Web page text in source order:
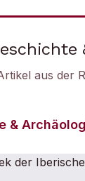
aus der
&